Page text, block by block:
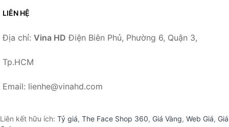
LIÊN HỆ
Địa chỉ: Vina HD Điện Biên Phủ, Phường 6, Quận 3,
Tp.HCM
Email: lienhe@vinahd.com
Liên kết hữu ích: Tỷ giá, The Face Shop 360, Giá Vàng, Web Giá, Giá